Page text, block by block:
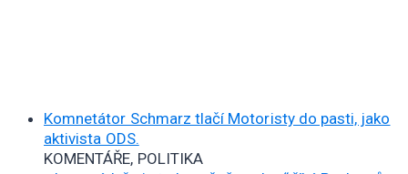
Komnetátor Schmarz tlačí Motoristy do pasti, jako
aktivista ODS.
KOMENTÁŘE, POLITIKA